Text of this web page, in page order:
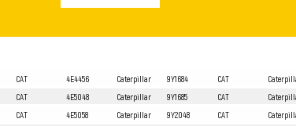
CAT 4E4456 Caterpillar 9Y1684 CAT
CAT 4E5048 Caterpillar 9Y1685 CAT
CAT 4E5058 Caterpillar 9Y2048 CAT